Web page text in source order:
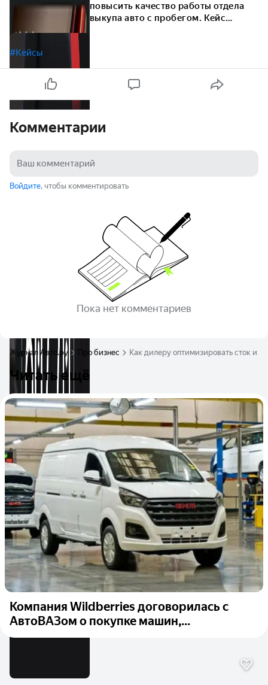
повысить качество работы отдела
выкупа авто с пробегом. Кейс
#Кейсы
Комментарии
Войдите, чтобы комментировать
Пока нет комментариев
Журнал Авто.ру Про бизнес Как дилеру оптимизировать сток и
Читать ещё
Компания Wildberries договорилась с
АвтоВАЗом о покупке машин,...